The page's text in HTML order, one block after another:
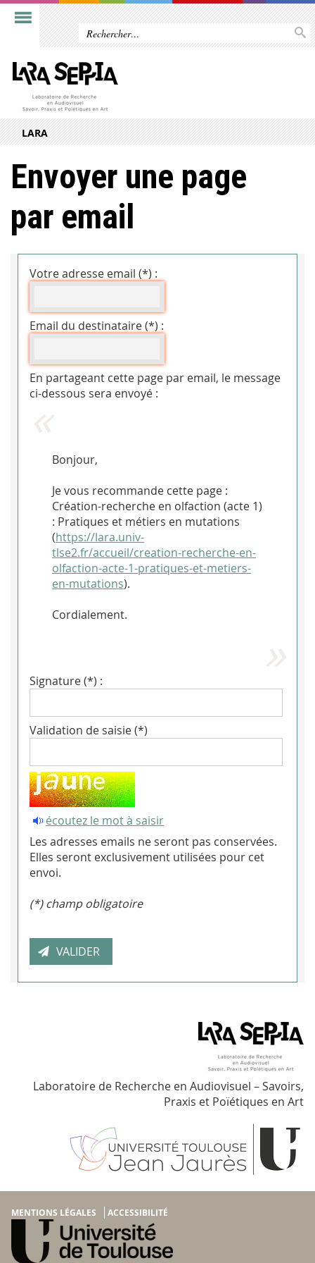
LARA
Envoyer une page
par email
Votre adresse email (*) :
Email du destinataire (*) :
En partageant cette page par email, le message
ci-dessous sera envoyé :
Bonjour,
Je vous recommande cette page :
Création-recherche en olfaction (acte 1)
: Pratiques et métiers en mutations
(https://lara.univ-
tlse2.fr/accueil/creation-recherche-en-
olfaction-acte-1-pratiques-et-metiers-
en-mutations).
Cordialement.
Signature (*) :
Validation de saisie (*)
écoutez le mot à saisir
Les adresses emails ne seront pas conservées.
Elles seront exclusivement utilisées pour cet
envoi.
(*) champ obligatoire
Laboratoire de Recherche en Audiovisuel – Savoirs,
Praxis et Poïétiques en Art
MENTIONS LÉGALES ACCESSIBILITÉ